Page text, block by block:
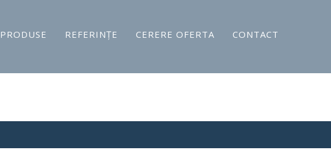
PRODUSE REFERINŢE CERERE OFERTA CONTACT